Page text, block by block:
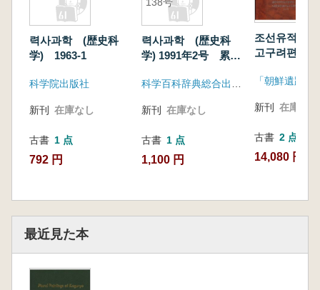
력사과학 (歴史科
学) 1963-1
科学院出版社
新刊 在庫なし
古書 1 点
792 円
력사과학 (歴史科
学) 1991年2号 累計
新刊 在庫なし
古書 1 点
1,100 円
조선유적유
고구려편2 (
2)
新刊 在庫なし
古書 2 点
14,080 円~
最近見た本